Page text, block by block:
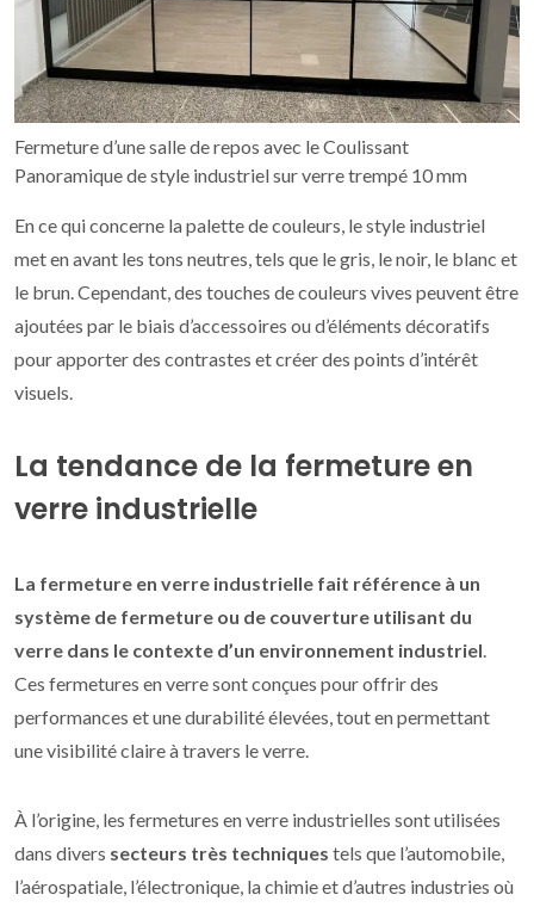
Fermeture d’une salle de repos avec le Coulissant
Panoramique de style industriel sur verre trempé 10 mm
En ce qui concerne la palette de couleurs, le style industriel
met en avant les tons neutres, tels que le gris, le noir, le blanc et
le brun. Cependant, des touches de couleurs vives peuvent être
ajoutées par le biais d’accessoires ou d’éléments décoratifs
pour apporter des contrastes et créer des points d’intérêt
visuels.
La tendance de la fermeture en
verre industrielle
La fermeture en verre industrielle fait référence à un
système de fermeture ou de couverture utilisant du
verre dans le contexte d’un environnement industriel.
Ces fermetures en verre sont conçues pour offrir des
performances et une durabilité élevées, tout en permettant
une visibilité claire à travers le verre.
À l’origine, les fermetures en verre industrielles sont utilisées
dans divers secteurs très techniques tels que l’automobile,
l’aérospatiale, l’électronique, la chimie et d’autres industries où